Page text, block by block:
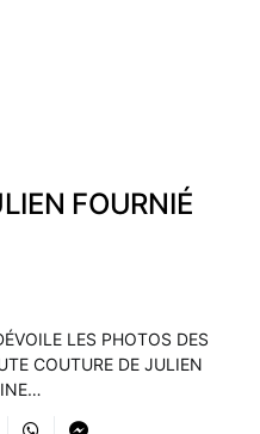
FOURNIÉ
LES PHOTOS DES
COUTURE DE JULIEN